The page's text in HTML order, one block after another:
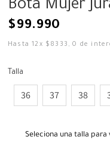
Bota Mujer
$99.990
Hasta12 x $ 8333 ,0 de
Talla
36 37 38
Seleciona una talla para